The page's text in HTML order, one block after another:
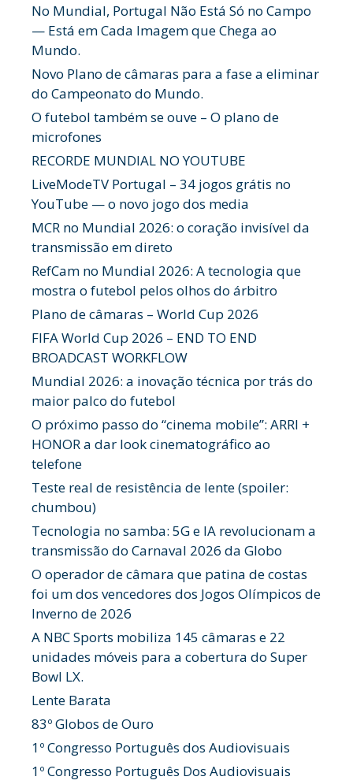
No Mundial, Portugal Não Está Só no Campo
— Está em Cada Imagem que Chega ao
Mundo.
Novo Plano de câmaras para a fase a eliminar
do Campeonato do Mundo.
O futebol também se ouve – O plano de
microfones
RECORDE MUNDIAL NO YOUTUBE
LiveModeTV Portugal – 34 jogos grátis no
YouTube — o novo jogo dos media
MCR no Mundial 2026: o coração invisível da
transmissão em direto
RefCam no Mundial 2026: A tecnologia que
mostra o futebol pelos olhos do árbitro
Plano de câmaras – World Cup 2026
FIFA World Cup 2026 – END TO END
BROADCAST WORKFLOW
Mundial 2026: a inovação técnica por trás do
maior palco do futebol
O próximo passo do “cinema mobile”: ARRI +
HONOR a dar look cinematográfico ao
telefone
Teste real de resistência de lente (spoiler:
chumbou)
Tecnologia no samba: 5G e IA revolucionam a
transmissão do Carnaval 2026 da Globo
O operador de câmara que patina de costas
foi um dos vencedores dos Jogos Olímpicos de
Inverno de 2026
A NBC Sports mobiliza 145 câmaras e 22
unidades móveis para a cobertura do Super
Bowl LX.
Lente Barata
83º Globos de Ouro
1º Congresso Português dos Audiovisuais
1º Congresso Português Dos Audiovisuais